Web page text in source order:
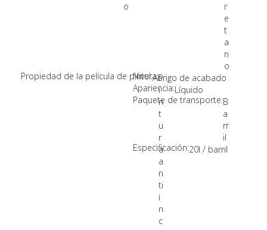
o
r
e
t
a
n
o
Propiedad de la película de pintura:P
i
n
t
u
r
a
a
n
ti
i
n
c
Nivel:Abrigo de acabado
Apariencia:Líquido
Paquete de transporte:B
a
rr
il
Especificación:20l / barril